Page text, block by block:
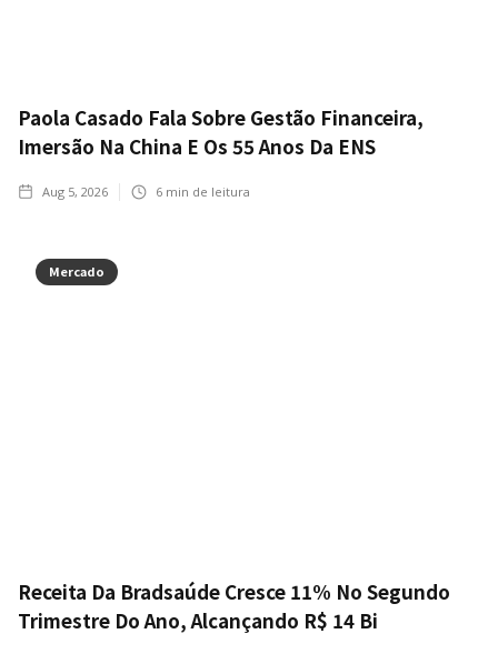
Paola Casado Fala Sobre Gestão Financeira,
Imersão Na China E Os 55 Anos Da ENS
Aug 5, 2026 6 min de leitura
Mercado
Receita Da Bradsaúde Cresce 11% No Segundo
Trimestre Do Ano, Alcançando R$ 14 Bi